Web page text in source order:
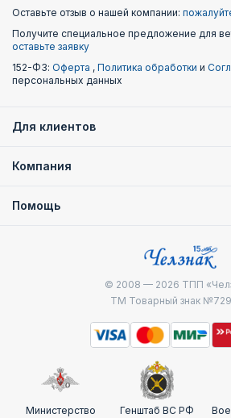
Оставьте отзыв о нашей компании:
Получите специальное предложение для
оставьте заявку
152-ФЗ: Оферта , Политика обработки и
персональных данных
Для клиентов
Компания
Помощь
© 2008 — 2026 ТПП
ТМ Товарный знак
Министерство Генштаб ВС РФ